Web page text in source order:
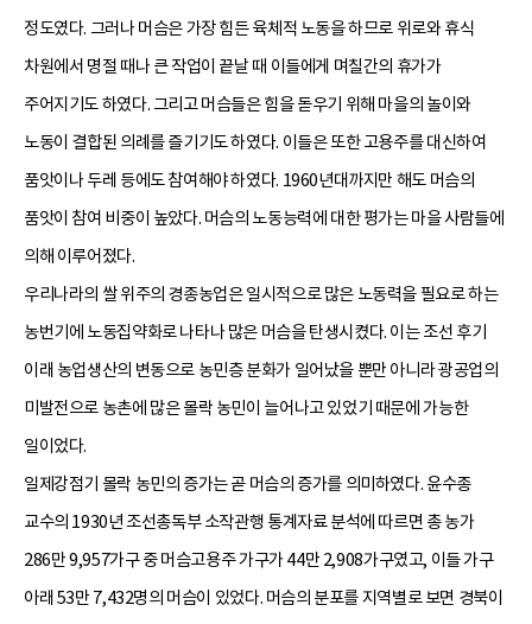
정도였다. 그러나 머슴은 가장 힘든 육체적 노동을 하므로 위로와 휴식
차원에서 명절 때나 큰 작업이 끝날 때 이들에게 며칠간의 휴가가
주어지기도 하였다. 그리고 머슴들은 힘을 돋우기 위해 마을의 놀이와
노동이 결합된 의례를 즐기기도 하였다. 이들은 또한 고용주를 대신하여
품앗이나 두레 등에도 참여해야 하였다. 1960년대까지만 해도 머슴의
품앗이 참여 비중이 높았다. 머슴의 노동능력에 대한 평가는 마을 사람들에
의해 이루어졌다.
우리나라의 쌀 위주의 경종농업은 일시적으로 많은 노동력을 필요로 하는
농번기에 노동집약화로 나타나 많은 머슴을 탄생시켰다. 이는 조선 후기
이래 농업생산의 변동으로 농민층 분화가 일어났을 뿐만 아니라 광공업의
미발전으로 농촌에 많은 몰락 농민이 늘어나고 있었기 때문에 가능한
일이었다.
일제강점기 몰락 농민의 증가는 곧 머슴의 증가를 의미하였다. 윤수종
교수의 1930년 조선총독부 소작관행 통계자료 분석에 따르면 총 농가
286만 9,957가구 중 머슴고용주 가구가 44만 2,908가구였고, 이들 가구
아래 53만 7,432명의 머슴이 있었다. 머슴의 분포를 지역별로 보면 경북이